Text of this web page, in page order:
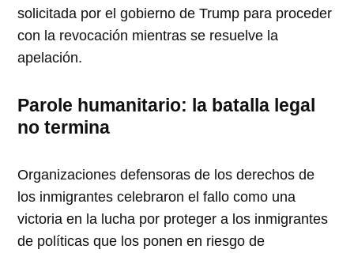
solicitada por el gobierno de Trump para proceder
con la revocación mientras se resuelve la
apelación.
Parole humanitario: la batalla legal
no termina
Organizaciones defensoras de los derechos de
los inmigrantes celebraron el fallo como una
victoria en la lucha por proteger a los inmigrantes
de políticas que los ponen en riesgo de